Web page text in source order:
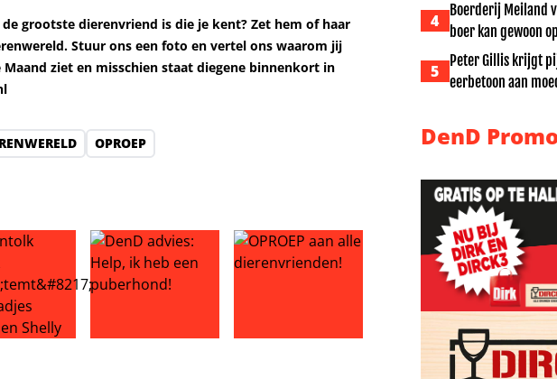
grootste dierenvriend is die je kent? Zet hem of haar
Stuur ons een foto en vertel ons waarom jij
ziet en misschien staat diegene binnenkort in
OPROEP
OPROEP aan alle dierenvrienden!
4
Boerderij Meiland
boer kan gewoon
5
Peter Gillis krijgt
eerbetoon aan
DenD